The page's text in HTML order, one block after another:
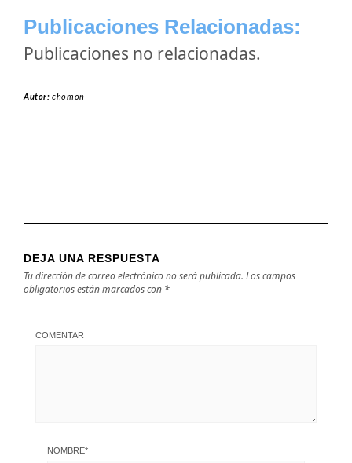
Publicaciones Relacionadas:
Publicaciones no relacionadas.
Autor:chomon
DEJA UNA RESPUESTA
Tu dirección de correo electrónico no será publicada. Los campos
obligatorios están marcados con *
COMENTAR
NOMBRE*